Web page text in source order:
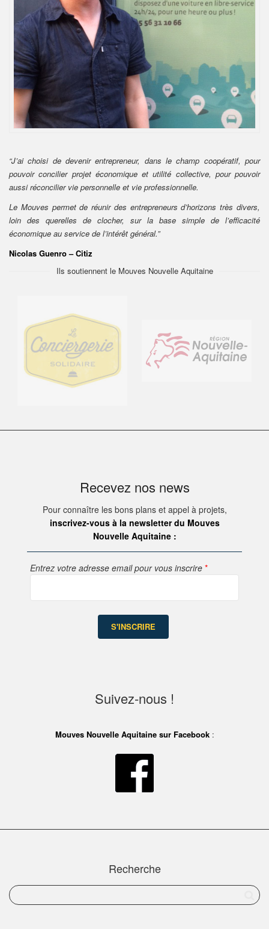
“J’ai choisi de devenir entrepreneur, dans le champ coopératif, pour
pouvoir concilier projet économique et utilité collective, pour pouvoir
aussi réconcilier vie personnelle et vie professionnelle.
Le Mouves permet de réunir des entrepreneurs d’horizons très divers,
loin des querelles de clocher, sur la base simple de l’efficacité
économique au service de l’intérêt général.”
Nicolas Guenro – Citiz
Ils soutiennent le Mouves Nouvelle Aquitaine
Recevez nos news
Pour connaître les bons plans et appel à projets,
inscrivez-vous à la newsletter du Mouves
Nouvelle Aquitaine :
Entrez votre adresse email pour vous inscrire *
S'INSCRIRE
Suivez-nous !
Mouves Nouvelle Aquitaine sur Facebook:
Recherche